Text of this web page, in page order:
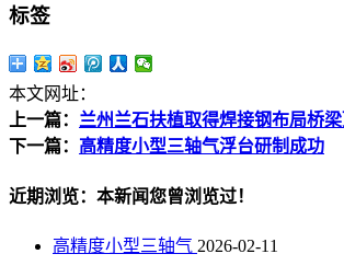
标签
本文网址：
上一篇： 兰州兰石扶植取得焊接钢布局桥
下一篇： 高精度小型三轴气浮台研制成功
近期浏览：本新闻您曾浏览过！
高精度小型三轴气 2026-02-11